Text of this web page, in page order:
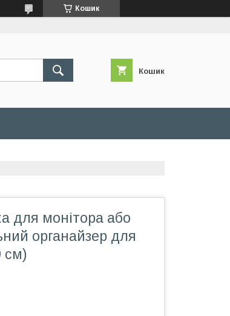
Кошик
Кошик
для монітора або
органайзер для
см)